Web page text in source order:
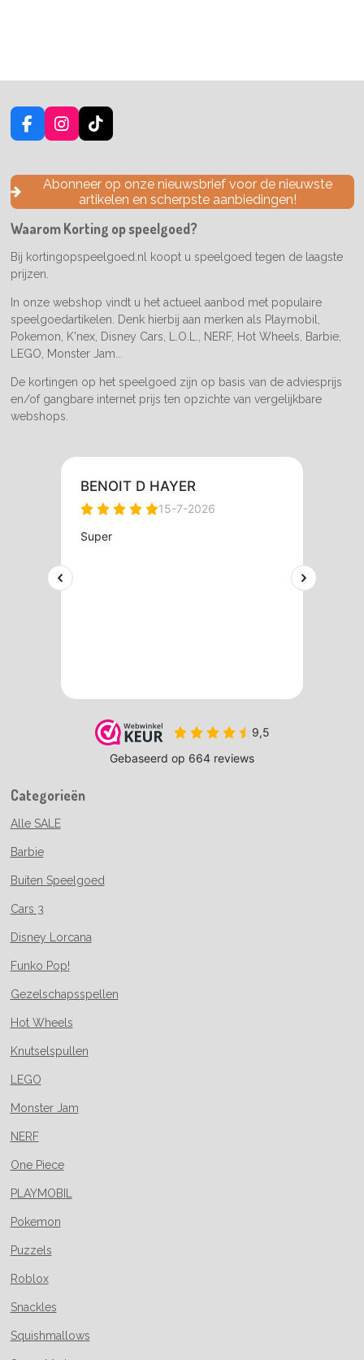
F
a
e
o
k
I
n
t
a
g
a
m
T
i
T
o
k
Abonneer op onze nieuwsbrief voor de nieuwste
artikelen en scherpste aanbiedingen!
Waarom Korting op speelgoed?
Bij kortingopspeelgoed.nl koopt u speelgoed tegen de laagste
prijzen.
In onze webshop vindt u het actueel aanbod met populaire
speelgoedartikelen. Denk hierbij aan merken als Playmobil,
Pokemon, K'nex, Disney Cars, L.O.L., NERF, Hot Wheels, Barbie,
LEGO, Monster Jam...
De kortingen op het speelgoed zijn op basis van de adviesprijs
en/of gangbare internet prijs ten opzichte van vergelijkbare
webshops.
Categorieën
Alle SALE
Barbie
Buiten Speelgoed
Cars 3
Disney Lorcana
Funko Pop!
Gezelschapsspellen
Hot Wheels
Knutselspullen
LEGO
Monster Jam
NERF
One Piece
PLAYMOBIL
Pokemon
Puzzels
Roblox
Snackles
Squishmallows